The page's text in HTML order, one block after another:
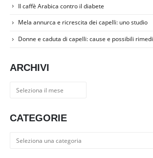
Il caffè Arabica contro il diabete
Mela annurca e ricrescita dei capelli: uno studio
Donne e caduta di capelli: cause e possibili rimedi
ARCHIVI
Archivi
CATEGORIE
Categorie